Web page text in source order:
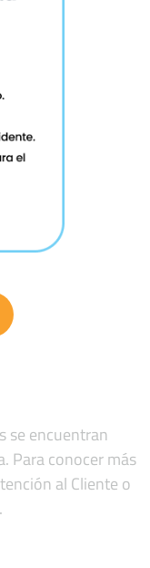
se encuentran
Para conocer más
al Cliente o